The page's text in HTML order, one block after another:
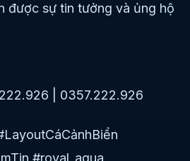
được sự tin tưởng và ủng hộ
| 0357.222.926
#royal_aqua